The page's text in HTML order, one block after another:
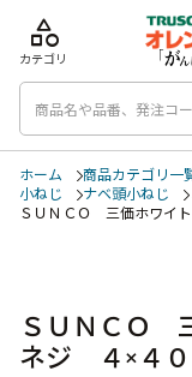
category
カテゴリ
ホーム 商品カテゴリ一
小ねじ
ナベ頭小ねじ
ＳＵＮＣＯ 三価ホワイ
ＳＵＮＣＯ
ネジ ４×４